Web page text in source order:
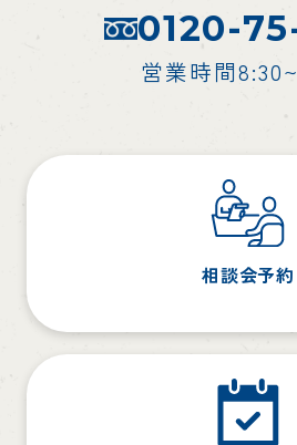
0120-
営業時間
相談会予約